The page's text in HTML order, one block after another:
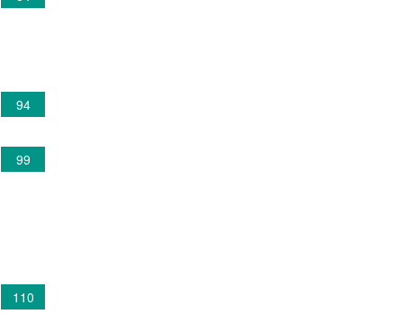
94
99
110